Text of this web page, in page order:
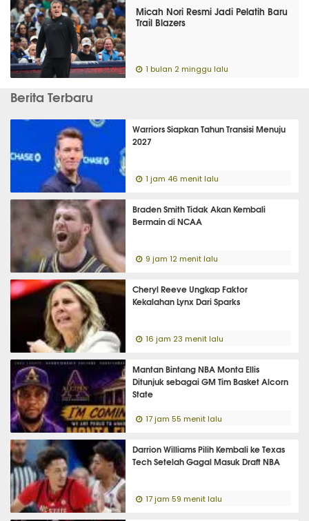
Micah Nori Resmi Jadi Pelatih Baru
Trail Blazers
1 bulan 2 minggu lalu
Berita Terbaru
Warriors Siapkan Tahun Transisi Menuju
2027
1 jam 46 menit lalu
Braden Smith Tidak Akan Kembali
Bermain di NCAA
9 jam 12 menit lalu
Cheryl Reeve Ungkap Faktor
Kekalahan Lynx Dari Sparks
16 jam 23 menit lalu
Mantan Bintang NBA Monta Ellis
Ditunjuk sebagai GM Tim Basket Alcorn
State
17 jam 55 menit lalu
Darrion Williams Pilih Kembali ke Texas
Tech Setelah Gagal Masuk Draft NBA
17 jam 59 menit lalu